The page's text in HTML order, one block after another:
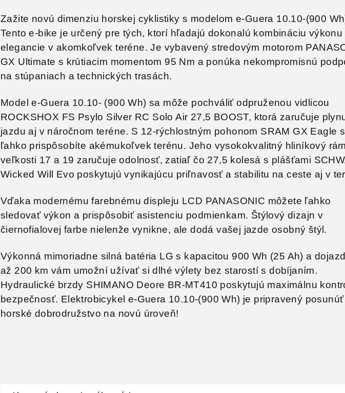
Zažite novú dimenziu horskej cyklistiky s modelom e-Guera 10.10-(900
Tento e-bike je určený pre tých, ktorí hľadajú dokonalú kombináciu výkonu
elegancie v akomkoľvek teréne. Je vybavený stredovým motorom
GX Ultimate s krútiacim momentom 95 Nm a ponúka nekompromisnú
na stúpaniach a technických trasách.
Model e-Guera 10.10- (900 Wh) sa môže pochváliť odpruženou vidlicou
ROCKSHOX FS Psylo Silver RC Solo Air 27,5 BOOST, ktorá zaručuje
jazdu aj v náročnom teréne. S 12-rýchlostným pohonom SRAM GX Eagle
ľahko prispôsobíte akémukoľvek terénu. Jeho vysokokvalitný hliníkový
veľkosti 17 a 19 zaručuje odolnosť, zatiaľ čo 27,5 kolesá s plášťami
Wicked Will Evo poskytujú vynikajúcu priľnavosť a stabilitu na ceste aj v
Vďaka modernému farebnému displeju LCD PANASONIC môžete ľahko
sledovať výkon a prispôsobiť asistenciu podmienkam. Štýlový dizajn v
čiernofialovej farbe nielenže vynikne, ale dodá vašej jazde osobný štýl.
Výkonná mimoriadne silná batéria LG s kapacitou 900 Wh (25 Ah) a
až 200 km vám umožní užívať si dlhé výlety bez starostí s dobíjaním.
Hydraulické brzdy SHIMANO Deore BR-MT410 poskytujú maximálnu
bezpečnosť. Elektrobicykel e-Guera 10.10-(900 Wh) je pripravený
horské dobrodružstvo na novú úroveň!